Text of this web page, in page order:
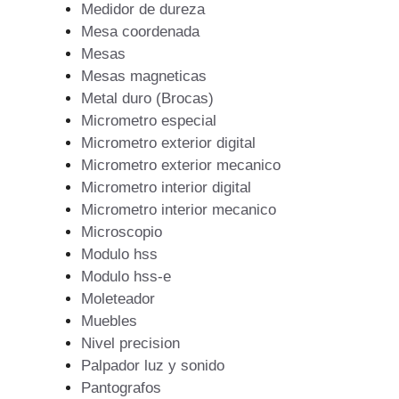
Medidor de dureza
Mesa coordenada
Mesas
Mesas magneticas
Metal duro (Brocas)
Micrometro especial
Micrometro exterior digital
Micrometro exterior mecanico
Micrometro interior digital
Micrometro interior mecanico
Microscopio
Modulo hss
Modulo hss-e
Moleteador
Muebles
Nivel precision
Palpador luz y sonido
Pantografos